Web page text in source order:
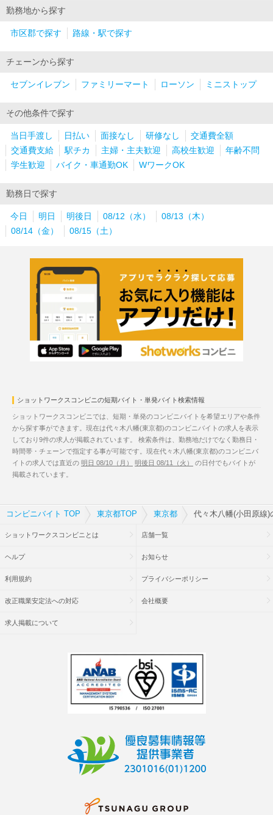
勤務地から探す
市区郡で探す 路線・駅で探す
チェーンから探す
セブンイレブン ファミリーマート ローソン ミニストップ
その他条件で探す
当日手渡し 日払い 面接なし 研修なし
交通費全額
交通費支給
駅チカ 主婦・主夫歓迎 高校生歓迎
年齢不問
学生歓迎
バイク・車通勤OK WワークOK
勤務日で探す
今日 明日 明後日 08/12（水）
08/13（木）
08/14（金）
08/15（土）
ショットワークスコンビニの短期バイト・単発バイト検索情報
ショットワークスコンビニでは、短期・単発のコンビニバイトを希望エリアや条件
から探す事ができます。現在は代々木八幡(東京都)のコンビニバイトの求人を表示
しており9件の求人が掲載されています。 検索条件は、勤務地だけでなく勤務日・
時間帯・チェーンで指定する事が可能です。現在代々木八幡(東京都)のコンビニバ
イトの求人では直近の 明日 08/10（月） 明後日 08/11（火）
の日付でもバイトが
掲載されています。
コンビニバイト TOP 東京都TOP 東京都 代々木八幡(小田原線)
ショットワークスコンビニとは 店舗一覧
ヘルプ お知らせ
利用規約 プライバシーポリシー
改正職業安定法への対応 会社概要
求人掲載について